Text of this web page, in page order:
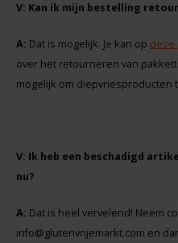
Yam
Your Organic Nature
V: Kan ik mijn bestelling
A: Dat is mogelijk. Je kan op deze
over het retourneren van
mogelijk om diepvriesproducten
V: Ik heb een beschadigd
nu?
A: Dat is heel vervelend! Neem
info@glutenvrijemarkt.com en